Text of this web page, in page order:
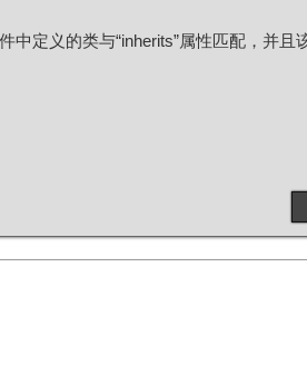
定义的类与“inherits”属性匹配，并且